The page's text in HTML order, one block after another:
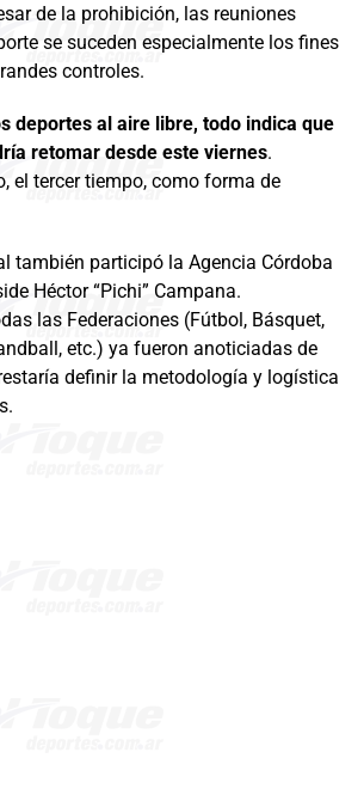
de la prohibición, las reuniones
se suceden especialmente los fines
controles.
deportes al aire libre, todo indica que
retomar desde este viernes.
el tercer tiempo, como forma de
también participó la Agencia Córdoba
Héctor “Pichi” Campana.
las Federaciones (Fútbol, Básquet,
etc.) ya fueron anoticiadas de
definir la metodología y logística